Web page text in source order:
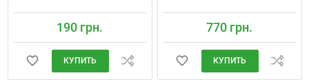
190 грн.
КУПИТЬ
770 грн.
КУПИТЬ